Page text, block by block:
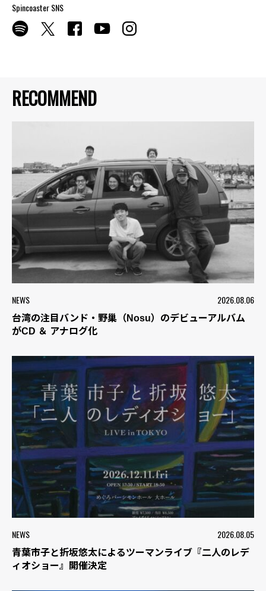
RECOMMEND
NEWS 2026.08.06
台湾の注目バンド・野巢（Nosu）のデビューアルバム
がCD ＆ アナログ化
NEWS 2026.08.05
青葉市子と折坂悠太によるツーマンライブ『二人のレデ
ィオショー』開催決定
Spincoaster SNS